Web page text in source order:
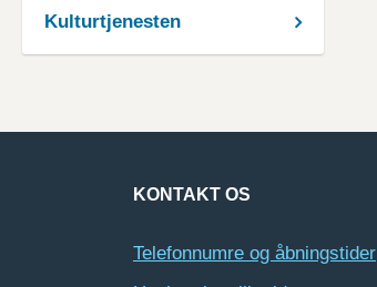
Kulturtjenesten
KONTAKT OS
Telefonnumre og åbningstider